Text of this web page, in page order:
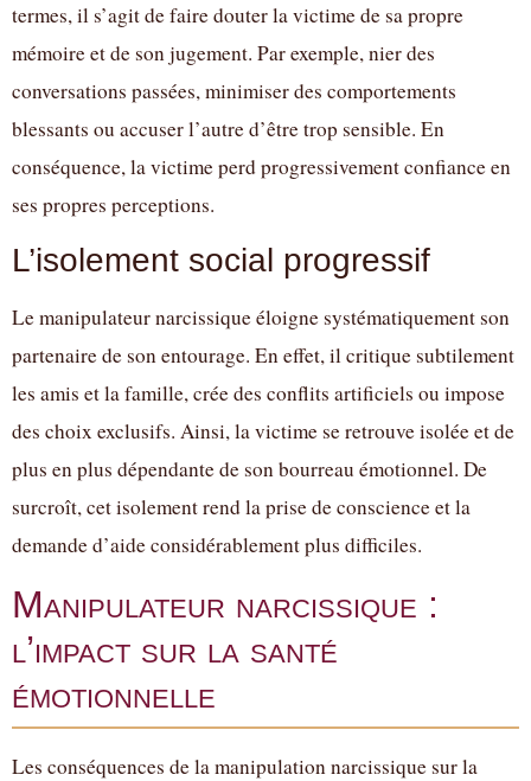
termes, il s’agit de faire douter la victime de sa propre
mémoire et de son jugement. Par exemple, nier des
conversations passées, minimiser des comportements
blessants ou accuser l’autre d’être trop sensible. En
conséquence, la victime perd progressivement confiance en
ses propres perceptions.
L’isolement social progressif
Le manipulateur narcissique éloigne systématiquement son
partenaire de son entourage. En effet, il critique subtilement
les amis et la famille, crée des conflits artificiels ou impose
des choix exclusifs. Ainsi, la victime se retrouve isolée et de
plus en plus dépendante de son bourreau émotionnel. De
surcroît, cet isolement rend la prise de conscience et la
demande d’aide considérablement plus difficiles.
Manipulateur narcissique :
l’impact sur la santé
émotionnelle
Les conséquences de la manipulation narcissique sur la